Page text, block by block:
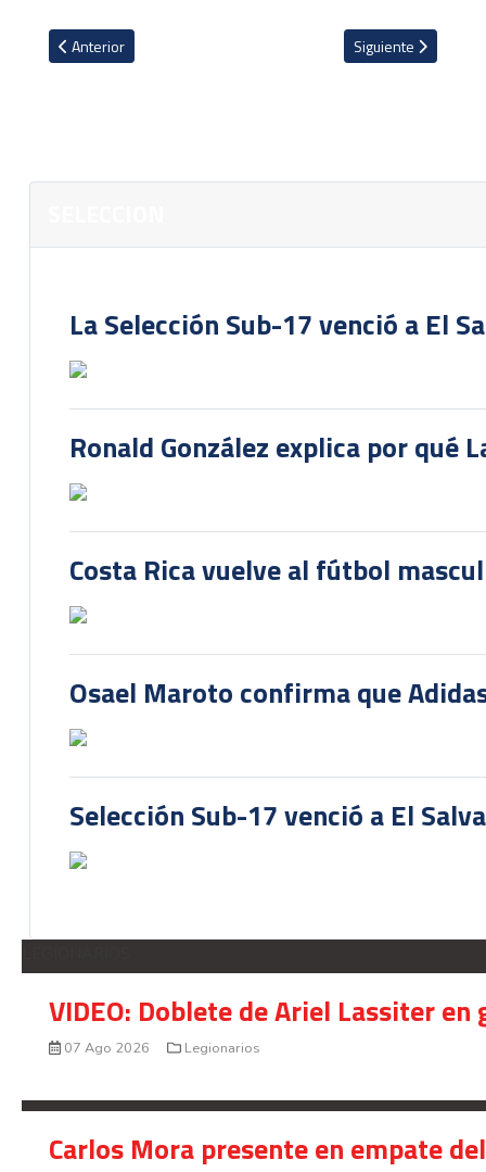
Artículo anterior: Costa Rica da pena y cae 4-0 ante Estados
Anterior Artículo siguiente:
Siguiente
La Selección Sub-17 venció a El
Ronald González explica por qué
Costa Rica vuelve al fútbol
Osael Maroto confirma que
Selección Sub-17 venció a El
VIDEO: Doblete de Ariel Lassiter
07 Ago 2026 Legionarios
Carlos Mora presente en empate